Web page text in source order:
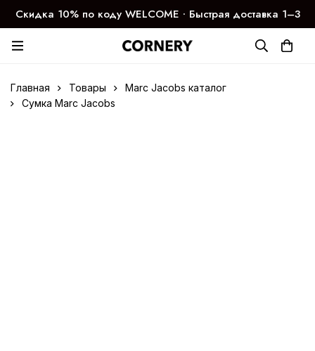
Скидка 10% по коду WELCOME ∙ Быстрая доставка 1–3
дня
Главная Товары
Marc Jacobs каталог
Сумка Marc Jacobs